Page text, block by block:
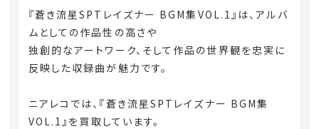
『蒼き流星SPTレイズナー BGM集VOL.1』は、アルバ
ムとしての作品性の高さや
独創的なアートワーク、そして作品の世界観を忠実に
反映した収録曲が魅力です。
ニアレコでは、『蒼き流星SPTレイズナー BGM集
VOL.1』を買取しています。